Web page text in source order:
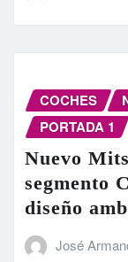
COCHES
PORTADA 1
Nuevo
segmento
diseño
José